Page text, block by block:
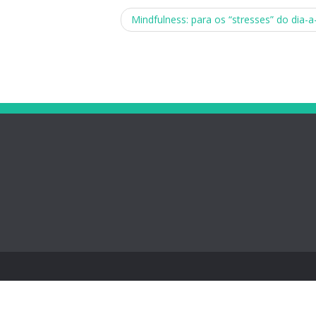
Mindfulness: para os “stresses” do dia-